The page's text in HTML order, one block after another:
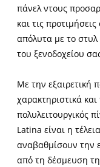
πάνελ ντους
και τις
απόλυτα με το
του ξενοδοχείου
Με την εξαιρετική
χαρακτηριστικά
πολυλειτουργικός
Latina είναι η
αναβαθμίσουν την
από τη δέσμευση